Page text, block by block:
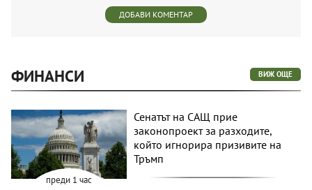
ДОБАВИ КОМЕНТАР
ФИНАНСИ ВИЖ ОЩЕ
преди 1 час
Сенатът на САЩ прие
законопроект за разходите,
който игнорира призивите на
Тръмп